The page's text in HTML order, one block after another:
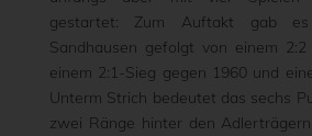
gestartet: Zum Auftakt gab
Sandhausen gefolgt von einem 2:2
einem 2:1-Sieg gegen 1960 und
Unterm Strich bedeutet das sechs
zwei Ränge hinter den